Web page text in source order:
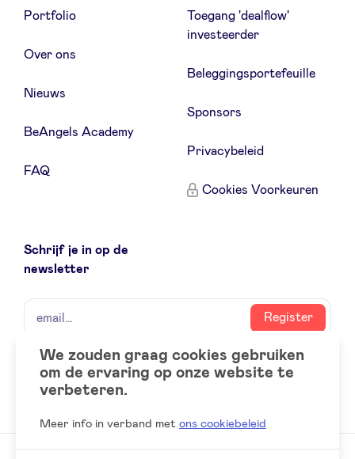
Portfolio
Over ons
Nieuws
BeAngels Academy
FAQ
Toegang 'dealflow'
investeerder
Beleggingsportefeuille
Sponsors
Privacybeleid
Cookies Voorkeuren
Schrijf je in op de
newsletter
naam
email
Register
Social
accounts
LinkedIn
We zouden graag cookies gebruiken
om de ervaring op onze website te
verbeteren.
Meer info in verband met ons cookiebeleid